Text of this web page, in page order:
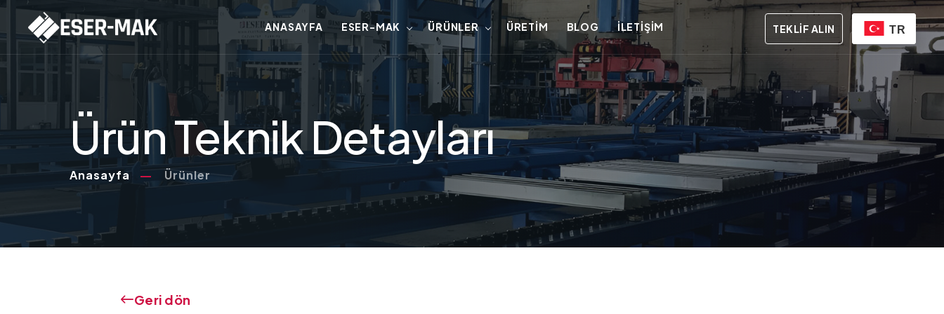
ANASAYFA ESER-MAK ÜRÜNLER ÜRETIM BLOG İLETIŞIM TEKLIF ALIN TR
Ürün Teknik Detayları
Anasayfa Ürünler
Geri dön